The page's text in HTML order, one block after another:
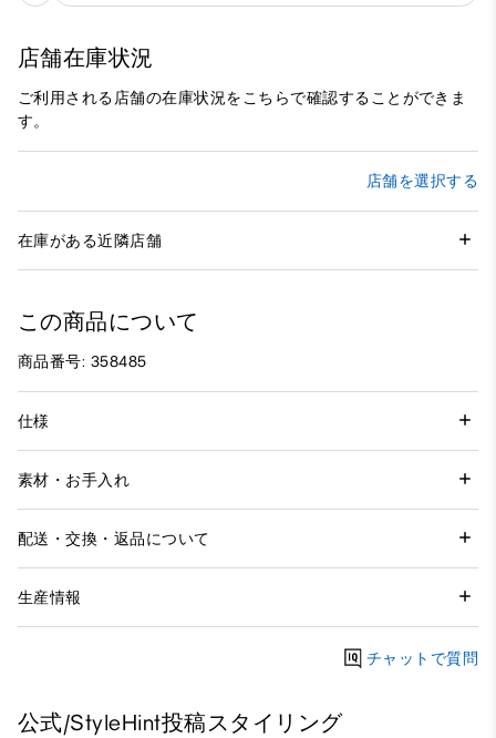
店舗在庫状況
ご利用される店舗の在庫状況をこちらで確認することができま
す。
店舗を選択する
在庫がある近隣店舗
この商品について
商品番号: 358485
仕様
素材・お手入れ
配送・交換・返品について
生産情報
チャットで質問
公式/StyleHint投稿スタイリング